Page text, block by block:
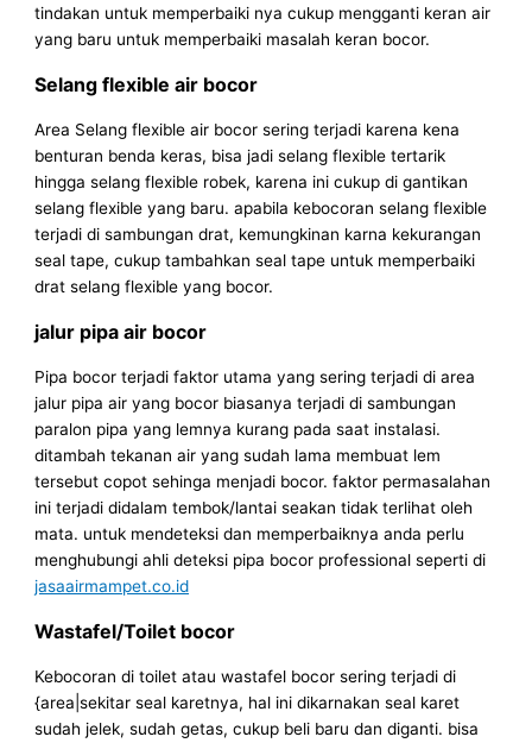
tindakan untuk memperbaiki nya cukup mengganti keran air
yang baru untuk memperbaiki masalah keran bocor.
Selang flexible air bocor
Area Selang flexible air bocor sering terjadi karena kena
benturan benda keras, bisa jadi selang flexible tertarik
hingga selang flexible robek, karena ini cukup di gantikan
selang flexible yang baru. apabila kebocoran selang flexible
terjadi di sambungan drat, kemungkinan karna kekurangan
seal tape, cukup tambahkan seal tape untuk memperbaiki
drat selang flexible yang bocor.
jalur pipa air bocor
Pipa bocor terjadi faktor utama yang sering terjadi di area
jalur pipa air yang bocor biasanya terjadi di sambungan
paralon pipa yang lemnya kurang pada saat instalasi.
ditambah tekanan air yang sudah lama membuat lem
tersebut copot sehinga menjadi bocor. faktor permasalahan
ini terjadi didalam tembok/lantai seakan tidak terlihat oleh
mata. untuk mendeteksi dan memperbaiknya anda perlu
menghubungi ahli deteksi pipa bocor professional seperti di
jasaairmampet.co.id
Wastafel/Toilet bocor
Kebocoran di toilet atau wastafel bocor sering terjadi di
{area|sekitar seal karetnya, hal ini dikarnakan seal karet
sudah jelek, sudah getas, cukup beli baru dan diganti. bisa